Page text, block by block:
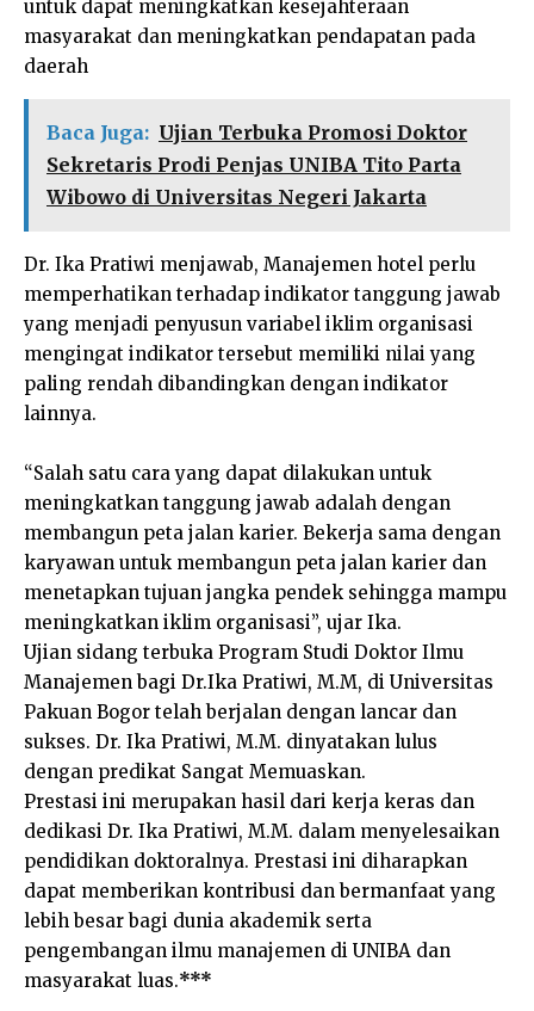
untuk dapat meningkatkan kesejahteraan
masyarakat dan meningkatkan pendapatan pada
daerah
Baca Juga: Ujian Terbuka Promosi Doktor
Sekretaris Prodi Penjas UNIBA Tito Parta
Wibowo di Universitas Negeri Jakarta
Dr. Ika Pratiwi menjawab, Manajemen hotel perlu
memperhatikan terhadap indikator tanggung jawab
yang menjadi penyusun variabel iklim organisasi
mengingat indikator tersebut memiliki nilai yang
paling rendah dibandingkan dengan indikator
lainnya.
“Salah satu cara yang dapat dilakukan untuk
meningkatkan tanggung jawab adalah dengan
membangun peta jalan karier. Bekerja sama dengan
karyawan untuk membangun peta jalan karier dan
menetapkan tujuan jangka pendek sehingga mampu
meningkatkan iklim organisasi”, ujar Ika.
Ujian sidang terbuka Program Studi Doktor Ilmu
Manajemen bagi Dr.Ika Pratiwi, M.M, di Universitas
Pakuan Bogor telah berjalan dengan lancar dan
sukses. Dr. Ika Pratiwi, M.M. dinyatakan lulus
dengan predikat Sangat Memuaskan.
Prestasi ini merupakan hasil dari kerja keras dan
dedikasi Dr. Ika Pratiwi, M.M. dalam menyelesaikan
pendidikan doktoralnya. Prestasi ini diharapkan
dapat memberikan kontribusi dan bermanfaat yang
lebih besar bagi dunia akademik serta
pengembangan ilmu manajemen di UNIBA dan
masyarakat luas.***